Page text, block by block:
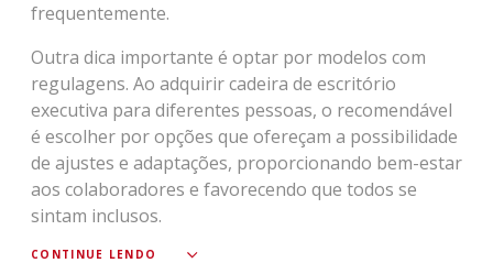
frequentemente.
Outra dica importante é optar por modelos com
regulagens. Ao adquirir cadeira de escritório
executiva para diferentes pessoas, o recomendável
é escolher por opções que ofereçam a possibilidade
de ajustes e adaptações, proporcionando bem-estar
aos colaboradores e favorecendo que todos se
sintam inclusos.